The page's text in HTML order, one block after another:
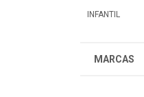
INFANTIL
MARCAS